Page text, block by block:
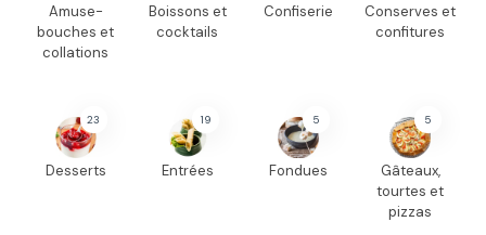
Amuse-
bouches et
collations
Boissons et
cocktails
Confiserie
Conserves et
confitures
23
Desserts
19
Entrées
5
Fondues
5
Gâteaux,
tourtes et
pizzas